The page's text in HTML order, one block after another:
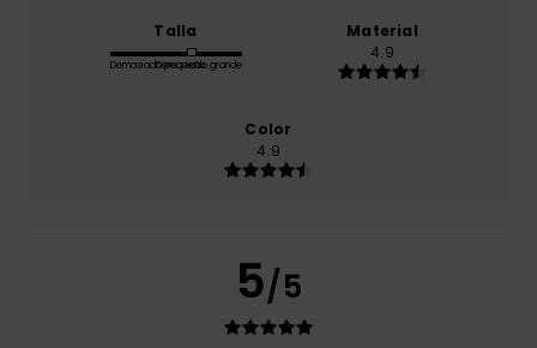
Talla
Demasiado pequeño
Demasiado grande
Material
4.9
Color
4.9
5/5